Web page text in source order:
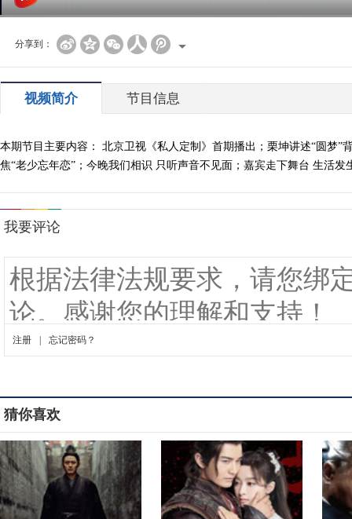
分享到：
视频简介 节目信息
本期节目主要内容： 北京卫视《私人定制》首期播出；栗坤讲述“圆梦
焦“老少忘年恋”；今晚我们相识 只听声音不见面；嘉宾走下舞台 生活发
猜你喜欢